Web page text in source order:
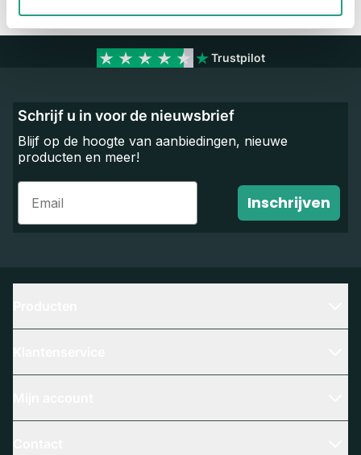
Trustpilot
Schrijf u in voor de nieuwsbrief
Blijf op de hoogte van aanbiedingen, nieuwe
producten en meer!
Email
Inschrijven